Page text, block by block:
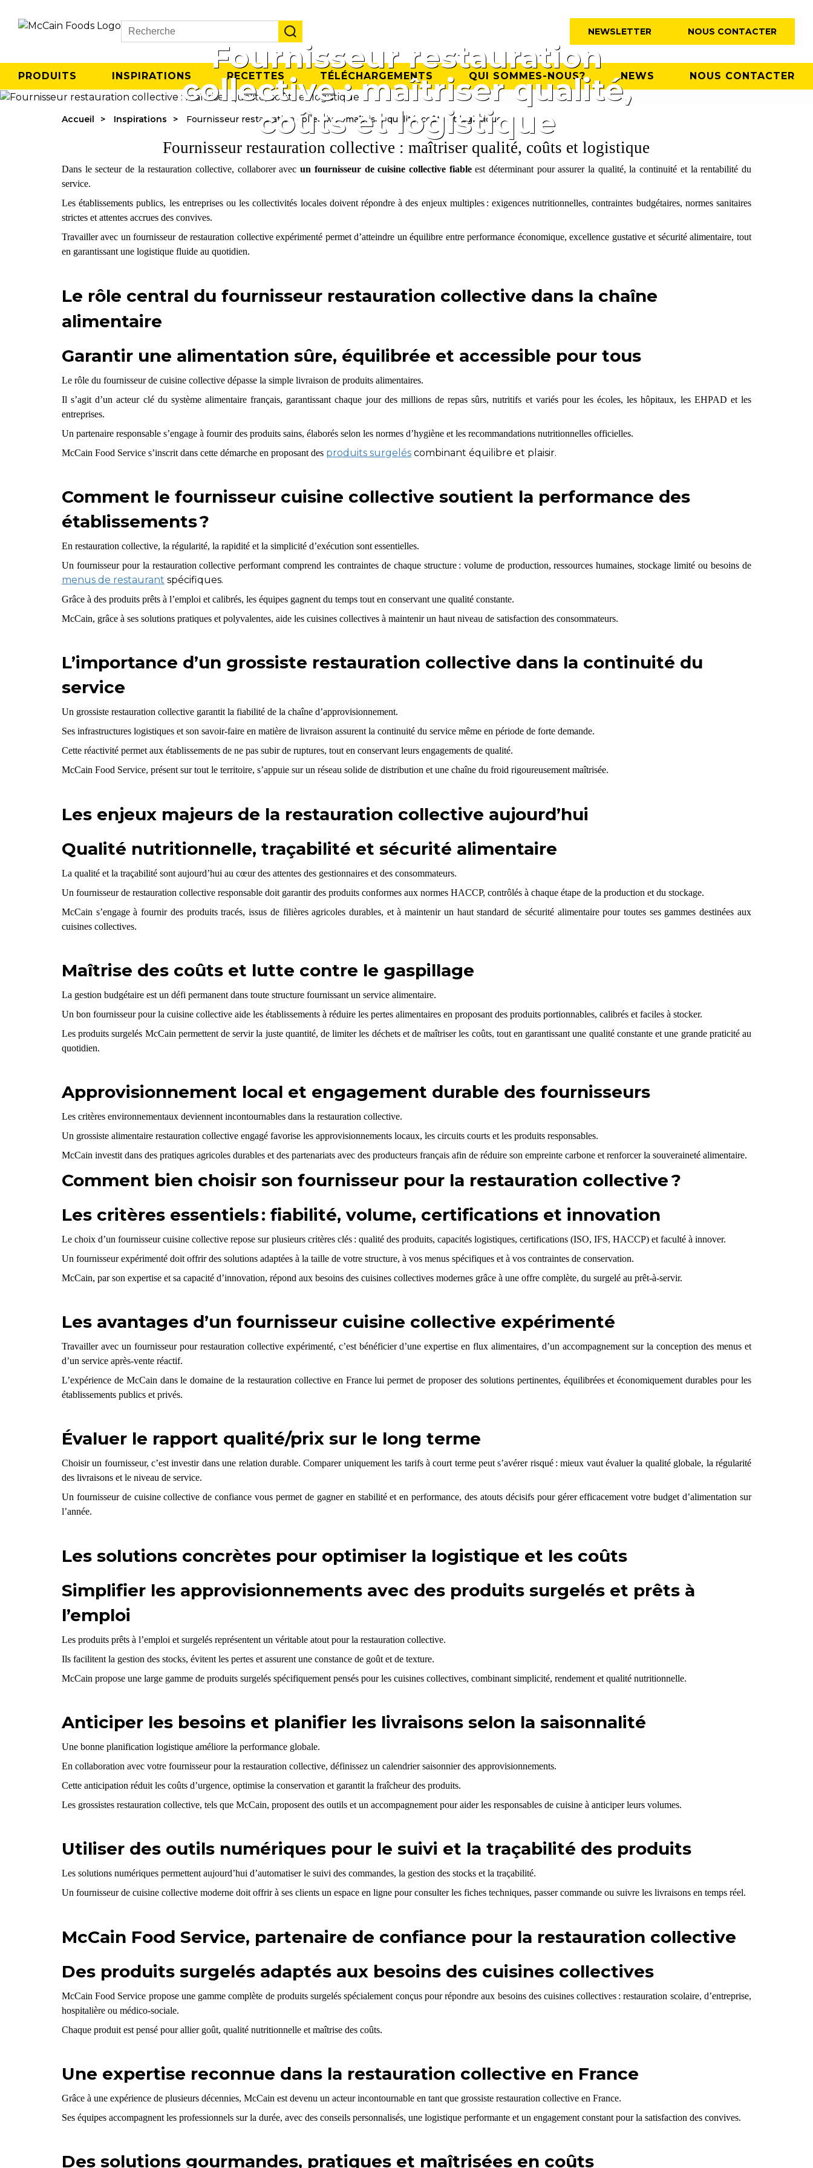
Search
NEWSLETTER NOUS CONTACTER
PRODUITS INSPIRATIONS RECETTES TÉLÉCHARGEMENTS QUI SOMMES-NOUS? NEWS NOUS CONTACTER
Fournisseur restauration
collective : maîtriser qualité,
coûts et logistique
Accueil Inspirations Fournisseur restauration collective : maîtriser qualité, coûts et logistique
Fournisseur restauration collective : maîtriser qualité, coûts et logistique
Dans le secteur de la restauration collective, collaborer avecun fournisseur de cuisine collective fiableest déterminant pour assurer la qualité, la continuité et la rentabilité du
service.
Les établissements publics, les entreprises ou les collectivités locales doivent répondre à des enjeux multiples : exigences nutritionnelles, contraintes budgétaires, normes sanitaires
strictes et attentes accrues des convives.
Travailler avec un fournisseur de restauration collective expérimenté permet d’atteindre un équilibre entre performance économique, excellence gustative et sécurité alimentaire, tout
en garantissant une logistique fluide au quotidien.
Le rôle central du fournisseur restauration collective dans la chaîne
alimentaire
Garantir une alimentation sûre, équilibrée et accessible pour tous
Le rôle du fournisseur de cuisine collective dépasse la simple livraison de produits alimentaires.
Il s’agit d’un acteur clé du système alimentaire français, garantissant chaque jour des millions de repas sûrs, nutritifs et variés pour les écoles, les hôpitaux, les EHPAD et les
entreprises.
Un partenaire responsable s’engage à fournir des produits sains, élaborés selon les normes d’hygiène et les recommandations nutritionnelles officielles.
McCain Food Service s’inscrit dans cette démarche en proposant des produits surgeléscombinant équilibre et plaisir.
Comment le fournisseur cuisine collective soutient la performance des
établissements ?
En restauration collective, la régularité, la rapidité et la simplicité d’exécution sont essentielles.
Un fournisseur pour la restauration collective performantcomprend les contraintes de chaque structure : volume de production, ressources humaines, stockage limité ou besoins de
menus de restaurant spécifiques.
Grâce à des produits prêts à l’emploi et calibrés, les équipes gagnent du temps tout en conservant une qualité constante.
McCain, grâce à ses solutions pratiques et polyvalentes, aide les cuisines collectives à maintenir un haut niveau de satisfaction des consommateurs.
L’importance d’un grossiste restauration collective dans la continuité du
service
Un grossiste restauration collective garantit la fiabilité de la chaîne d’approvisionnement.
Ses infrastructures logistiques et son savoir-faire en matière de livraison assurent la continuité du service même en période de forte demande.
Cette réactivité permet aux établissements de ne pas subir de ruptures, tout en conservant leurs engagements de qualité.
McCain Food Service, présent sur tout le territoire, s’appuie sur un réseau solide de distribution et une chaîne du froid rigoureusement maîtrisée.
Les enjeux majeurs de la restauration collective aujourd’hui
Qualité nutritionnelle, traçabilité et sécurité alimentaire
La qualité et la traçabilité sont aujourd’hui au cœur des attentes des gestionnaires et des consommateurs.
Un fournisseur de restauration collective responsable doit garantir des produits conformes aux normes HACCP, contrôlés à chaque étape de la production et du stockage.
McCain s’engage à fournir des produits tracés, issus de filières agricoles durables, et à maintenir un haut standard de sécurité alimentaire pour toutes ses gammes destinées aux
cuisines collectives.
Maîtrise des coûts et lutte contre le gaspillage
La gestion budgétaire est un défi permanent dans toute structure fournissant un service alimentaire.
Un bon fournisseur pour la cuisine collective aide les établissements à réduire les pertes alimentaires en proposant des produits portionnables, calibrés et faciles à stocker.
Les produits surgelés McCain permettent de servir la juste quantité, de limiter les déchets et de maîtriser les coûts, tout en garantissant une qualité constante et une grande praticité au
quotidien.
Approvisionnement local et engagement durable des fournisseurs
Les critères environnementaux deviennent incontournables dans la restauration collective.
Un grossiste alimentaire restauration collective engagéfavorise les approvisionnements locaux, les circuits courts et les produits responsables.
McCain investit dans des pratiques agricoles durables et des partenariats avec des producteurs français afin de réduire son empreinte carbone et renforcer la souveraineté alimentaire.
Comment bien choisir son fournisseur pour la restauration collective ?
Les critères essentiels : fiabilité, volume, certifications et innovation
Le choix d’un fournisseur cuisine collective repose sur plusieurs critèresclés : qualité des produits, capacités logistiques, certifications (ISO, IFS, HACCP) et faculté à innover.
Un fournisseur expérimenté doit offrir des solutions adaptées à la taille de votre structure, à vos menus spécifiques et à vos contraintes de conservation.
McCain, par son expertise et sa capacité d’innovation, répond aux besoins des cuisines collectives modernes grâce à une offre complète, du surgelé au prêt-à-servir.
Les avantages d’un fournisseur cuisine collective expérimenté
Travailler avec un fournisseur pour restauration collective expérimenté, c’est bénéficier d’une expertise en flux alimentaires, d’un accompagnement sur la conception des menus et
d’un service après-vente réactif.
L’expérience de McCain dans le domaine de la restauration collective en France lui permet de proposer des solutions pertinentes, équilibrées et économiquement durables pour les
établissements publics et privés.
Évaluer le rapport qualité/prix sur le long terme
Choisir un fournisseur, c’est investir dans une relation durable. Comparer uniquement les tarifs à court terme peut s’avérer risqué : mieux vaut évaluer la qualité globale, la régularité
des livraisons et le niveau de service.
Un fournisseur de cuisine collective de confiancevous permet de gagner en stabilité et en performance, des atouts décisifs pour gérer efficacement votre budget d’alimentation sur
l’année.
Les solutions concrètes pour optimiser la logistique et les coûts
Simplifier les approvisionnements avec des produits surgelés et prêts à
l’emploi
Les produits prêts à l’emploi et surgelés représentent un véritable atout pour la restauration collective.
Ils facilitent la gestion des stocks, évitent les pertes et assurent une constance de goût et de texture.
McCain propose une large gamme de produits surgelés spécifiquement pensés pour les cuisines collectives, combinant simplicité, rendement et qualité nutritionnelle.
Anticiper les besoins et planifier les livraisons selon la saisonnalité
Une bonne planification logistique améliore la performance globale.
En collaboration avec votre fournisseur pour la restauration collective, définissez un calendrier saisonnier des approvisionnements.
Cette anticipation réduit les coûts d’urgence, optimise la conservation et garantit la fraîcheur des produits.
Les grossistes restauration collective, tels que McCain, proposent des outils et un accompagnement pour aider les responsables de cuisine à anticiper leurs volumes.
Utiliser des outils numériques pour le suivi et la traçabilité des produits
Les solutions numériques permettent aujourd’hui d’automatiser le suivi des commandes, la gestion des stocks et la traçabilité.
Un fournisseur de cuisine collective modernedoit offrir à ses clients un espace en ligne pour consulter les fiches techniques, passer commande ou suivre les livraisons en temps réel.
McCain Food Service, partenaire de confiance pour la restauration collective
Des produits surgelés adaptés aux besoins des cuisines collectives
McCain Food Service propose une gamme complète de produits surgelés spécialement conçus pour répondre aux besoins des cuisines collectives : restauration scolaire, d’entreprise,
hospitalière ou médico-sociale.
Chaque produit est pensé pour allier goût, qualité nutritionnelle et maîtrise des coûts.
Une expertise reconnue dans la restauration collective en France
Grâce à une expérience de plusieurs décennies, McCain est devenu un acteur incontournable en tant que grossiste restauration collective en France.
Ses équipes accompagnent les professionnels sur la durée, avec des conseils personnalisés, une logistique performante et un engagement constant pour la satisfaction des convives.
Des solutions gourmandes, pratiques et maîtrisées en coûts